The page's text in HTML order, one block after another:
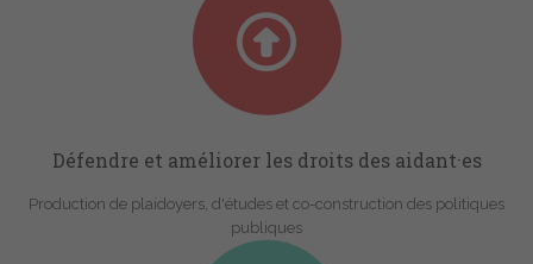
Défendre et améliorer les droits des aidant·es
Production de plaidoyers, d'études et co-construction des politiques
publiques